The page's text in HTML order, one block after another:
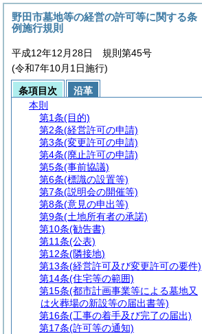
野田市墓地等の経営の許可等に関する条
例施行規則
平成12年12月28日 規則第45号
(令和7年10月1日施行)
条項目次
沿革
本則
第1条(目的)
第2条(経営許可の申請)
第3条(変更許可の申請)
第4条(廃止許可の申請)
第5条(事前協議)
第6条(標識の設置等)
第7条(説明会の開催等)
第8条(意見の申出等)
第9条(土地所有者の承諾)
第10条(勧告書)
第11条(公表)
第12条(隣接地)
第13条(経営許可及び変更許可の要件)
第14条(住宅等の範囲)
第15条(都市計画事業等による墓地又
は火葬場の新設等の届出書等)
第16条(工事の着手及び完了の届出)
第17条(許可等の通知)